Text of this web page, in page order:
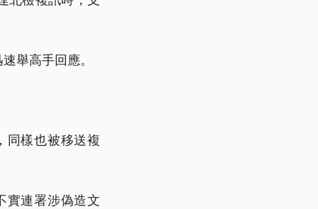
舉高手回應。
同樣也被移送複
實連署涉偽造文